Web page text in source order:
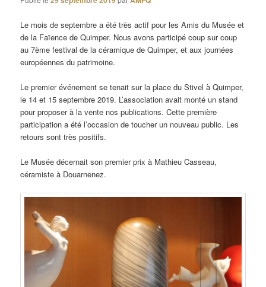
Le mois de septembre a été très actif pour les Amis du Musée et
de la Faïence de Quimper. Nous avons participé coup sur coup
au 7ème festival de la céramique de Quimper, et aux journées
européennes du patrimoine.
Le premier événement se tenait sur la place du Stivel à Quimper,
le 14 et 15 septembre 2019. L’association avait monté un stand
pour proposer à la vente nos publications. Cette première
participation a été l’occasion de toucher un nouveau public. Les
retours sont très positifs.
Le Musée décernait son premier prix à Mathieu Casseau,
céramiste à Douarnenez.